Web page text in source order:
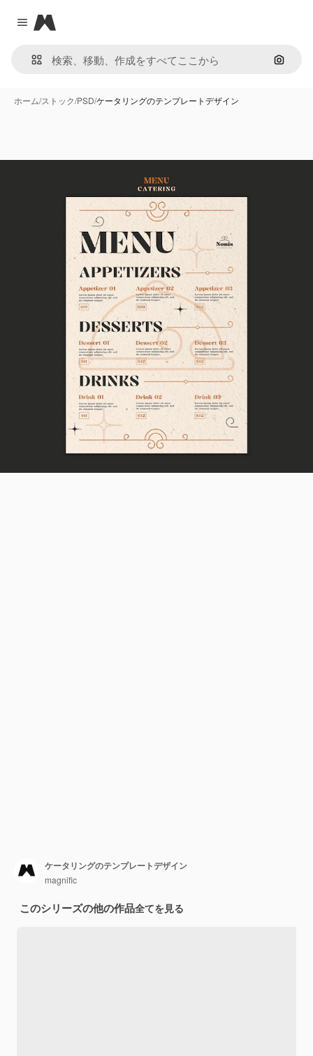
Close menu
Magnific
画像で
ホーム/ストック/PSD/ケータリングのテンプレートデザイン
ケータリングのテンプレートデザイン
magnific
このシリーズの他の作品全てを見る